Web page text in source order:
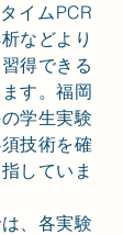
イムPCR
などより
得できる
す。福岡
学生実験
技術を確
していま
、各実験